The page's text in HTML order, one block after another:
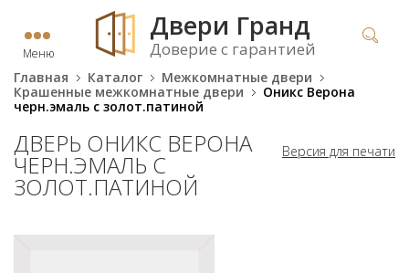
Меню
Двери Гранд
Доверие с гарантией
Главная Каталог
Межкомнатные двери
Крашенные межкомнатные двери
Оникс Верона
черн.эмаль с золот.патиной
Версия для печати
ДВЕРЬ ОНИКС ВЕРОНА
ЧЕРН.ЭМАЛЬ С
ЗОЛОТ.ПАТИНОЙ